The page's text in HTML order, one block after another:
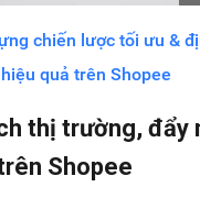
chiến lược tối ưu &
quả trên Shopee
thị trường, đẩy
Shopee